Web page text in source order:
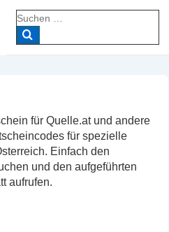
Suche
nach:
für Quelle.at und andere
für spezielle
Einfach den
und den aufgeführten
aufrufen.